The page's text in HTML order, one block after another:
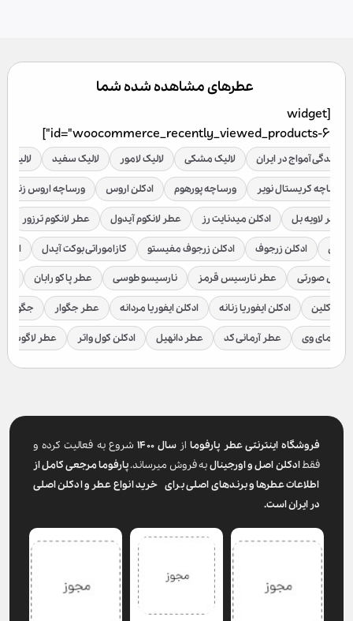
عطرهای مشاهده شده شما
[widget
id="woocommerce_recently_viewed_products-6"]
نمایندگی آمواج در ایران لالیک مشکی لالیک لامور لالیک سفید لالیک
ورساچه کریستال نویر ورساچه پورهوم ادکلن اروس ورساچه اروس زنانه
عطر لاویه بل ادکلن میدنایت رز عطر لانکوم آیدول عطر لانکوم ترزور
ادکلن زرجوف ادکلن زرجوف مفیستو کازاموراتی بوکت آیدل
صورتی عطر نارسیس قرمز نارسیسو طوسی عطر پاکو رابان
کلین ادکلن ایفوریا زنانه ادکلن ایفوریا مردانه عطر جگوار جگوار
عطر مای وی عطر آرمانی کد عطر دانهیل ادکلن کول واتر عطر لاگوست
فروشگاه اینترنتی عطر پارفوما از سال ۱۴۰۰
شروع به فعالیت کرده و
فقطادکلن اصل و اورجینالبه فروش میرساند.پارفومامرجعی کامل از
اطلاعات عطرها و برندهای اصلی برای خرید انواع عطر و ادکلن اصلی
در ایران است.